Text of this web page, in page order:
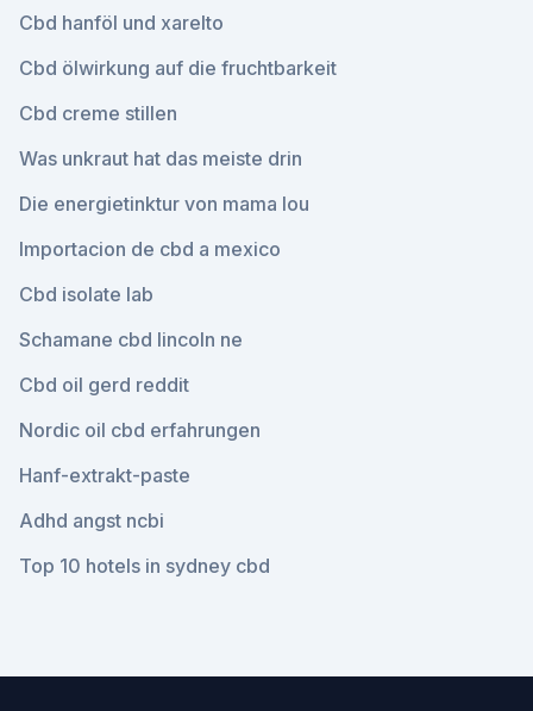
Cbd hanföl und xarelto
Cbd ölwirkung auf die fruchtbarkeit
Cbd creme stillen
Was unkraut hat das meiste drin
Die energietinktur von mama lou
Importacion de cbd a mexico
Cbd isolate lab
Schamane cbd lincoln ne
Cbd oil gerd reddit
Nordic oil cbd erfahrungen
Hanf-extrakt-paste
Adhd angst ncbi
Top 10 hotels in sydney cbd